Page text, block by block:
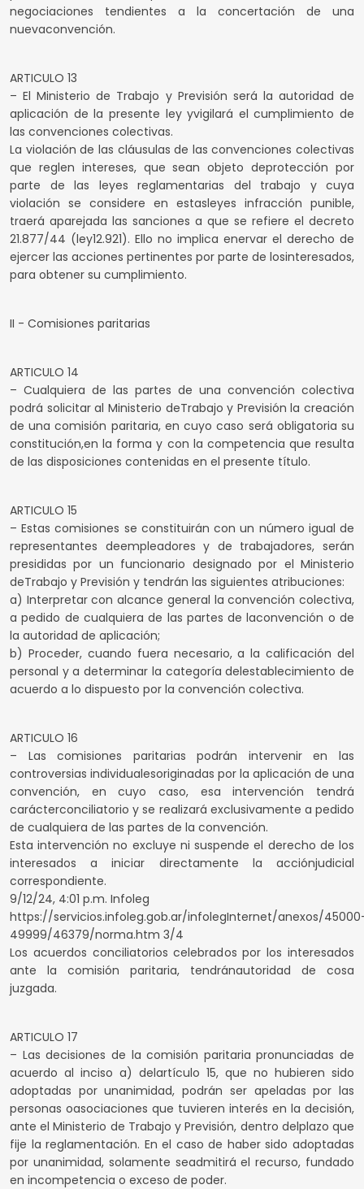
negociaciones tendientes a la concertación de una
nuevaconvención.
ARTICULO 13
– El Ministerio de Trabajo y Previsión será la autoridad de
aplicación de la presente ley yvigilará el cumplimiento de
las convenciones colectivas.
La violación de las cláusulas de las convenciones colectivas
que reglen intereses, que sean objeto deprotección por
parte de las leyes reglamentarias del trabajo y cuya
violación se considere en estasleyes infracción punible,
traerá aparejada las sanciones a que se refiere el decreto
21.877/44 (ley12.921). Ello no implica enervar el derecho de
ejercer las acciones pertinentes por parte de losinteresados,
para obtener su cumplimiento.
II - Comisiones paritarias
ARTICULO 14
– Cualquiera de las partes de una convención colectiva
podrá solicitar al Ministerio deTrabajo y Previsión la creación
de una comisión paritaria, en cuyo caso será obligatoria su
constitución,en la forma y con la competencia que resulta
de las disposiciones contenidas en el presente título.
ARTICULO 15
– Estas comisiones se constituirán con un número igual de
representantes deempleadores y de trabajadores, serán
presididas por un funcionario designado por el Ministerio
deTrabajo y Previsión y tendrán las siguientes atribuciones:
a) Interpretar con alcance general la convención colectiva,
a pedido de cualquiera de las partes de laconvención o de
la autoridad de aplicación;
b) Proceder, cuando fuera necesario, a la calificación del
personal y a determinar la categoría delestablecimiento de
acuerdo a lo dispuesto por la convención colectiva.
ARTICULO 16
– Las comisiones paritarias podrán intervenir en las
controversias individualesoriginadas por la aplicación de una
convención, en cuyo caso, esa intervención tendrá
carácterconciliatorio y se realizará exclusivamente a pedido
de cualquiera de las partes de la convención.
Esta intervención no excluye ni suspende el derecho de los
interesados a iniciar directamente la acciónjudicial
correspondiente.
9/12/24, 4:01 p.m. Infoleg
https://servicios.infoleg.gob.ar/infolegInternet/anexos/
49999/46379/norma.htm 3/4
Los acuerdos conciliatorios celebrados por los interesados
ante la comisión paritaria, tendránautoridad de cosa
juzgada.
ARTICULO 17
– Las decisiones de la comisión paritaria pronunciadas de
acuerdo al inciso a) delartículo 15, que no hubieren sido
adoptadas por unanimidad, podrán ser apeladas por las
personas oasociaciones que tuvieren interés en la decisión,
ante el Ministerio de Trabajo y Previsión, dentro delplazo que
fije la reglamentación. En el caso de haber sido adoptadas
por unanimidad, solamente seadmitirá el recurso, fundado
en incompetencia o exceso de poder.